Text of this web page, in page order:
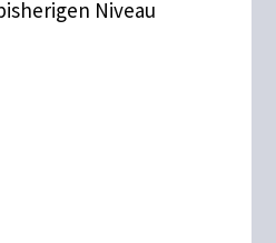
Niveau